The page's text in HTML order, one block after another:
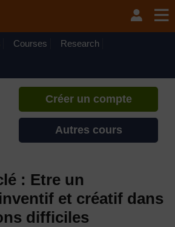
Courses Research
Si vous créez un compte, vous
pouvez établir un profil
Créer un compte
Autres cours
: Etre un
et créatif dans
difficiles